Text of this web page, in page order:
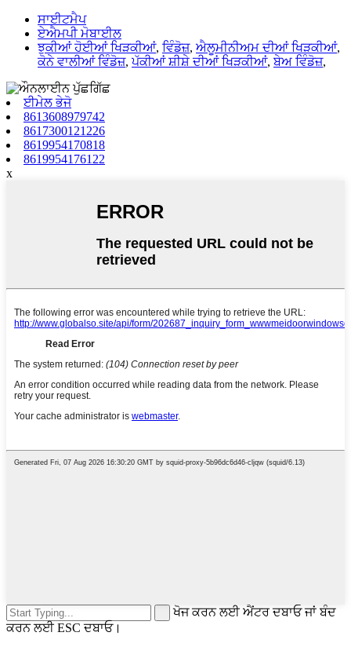
ਸਾਈਟਮੈਪ
ਏਐਮਪੀ ਮੋਬਾਈਲ
ਝੁਕੀਆਂ ਹੋਈਆਂ ਖਿੜਕੀਆਂ, ਵਿੰਡੋਜ਼, ਐਲੂਮੀਨੀਅਮ ਦੀਆਂ ਖਿੜਕੀਆਂ,
ਕੋਨੇ ਵਾਲੀਆਂ ਵਿੰਡੋਜ਼,ਪੱਕੀਆਂ ਸ਼ੀਸ਼ੇ ਦੀਆਂ ਖਿੜਕੀਆਂ,ਬੇਅ ਵਿੰਡੋਜ਼,
ਈਮੇਲ ਭੇਜੋ
8613608979742
8617300121226
8619954170818
8619954176122
x
ਖੋਜ ਕਰਨ ਲਈ ਐਂਟਰ ਦਬਾਓ ਜਾਂ ਬੰਦ
ਕਰਨ ਲਈ ESC ਦਬਾਓ।